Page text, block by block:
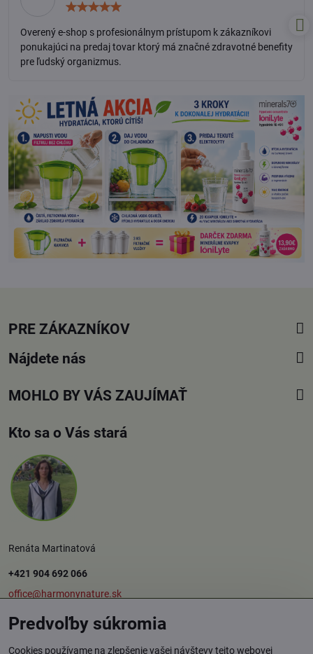
5
Overený e-shop s profesionálnym prístupom k zákazníkovi
ponukajúci na predaj tovar ktorý má značné zdravotné benefity
pre ľudský organizmus.
PRE ZÁKAZNÍKOV
Nájdete nás
MOHLO BY VÁS ZAUJÍMAŤ
Kto sa o Vás stará
Renáta Martinatová
+421 904 692 066
office@harmonynature.sk
O spoločnosti
Predvoľby súkromia
Cookies používame na zlepšenie vašej návštevy tejto webovej